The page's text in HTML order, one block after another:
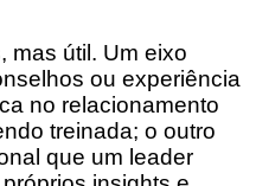
mas útil. Um eixo
ou experiência
no relacionamento
treinada; o outro
que um leader